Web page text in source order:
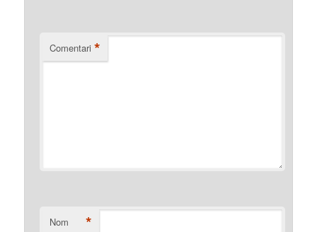
Comentari *
Nom *